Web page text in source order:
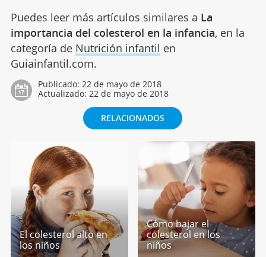
Puedes leer más artículos similares a La
importancia del colesterol en la infancia, en la
categoría de Nutrición infantil en
Guiainfantil.com.
Publicado: 22 de mayo de 2018
Actualizado: 22 de mayo de 2018
RELACIONADOS
El colesterol alto en
los niños
Cómo bajar el
colesterol en los
niños